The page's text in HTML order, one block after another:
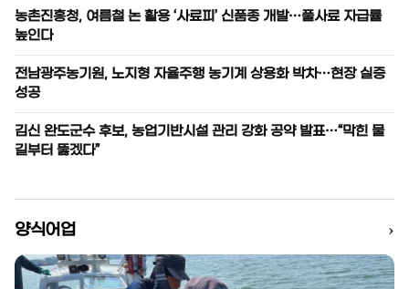
농촌진흥청, 여름철 논 활용 ‘사료피’ 신품종 개발…풀사료 자급률
높인다
전남광주농기원, 노지형 자율주행 농기계 상용화 박차…현장 실증
성공
김신 완도군수 후보, 농업기반시설 관리 강화 공약 발표…“막힌 물
길부터 뚫겠다”
양식어업 ›